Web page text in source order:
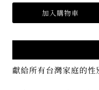
獻給所有台灣家庭的性